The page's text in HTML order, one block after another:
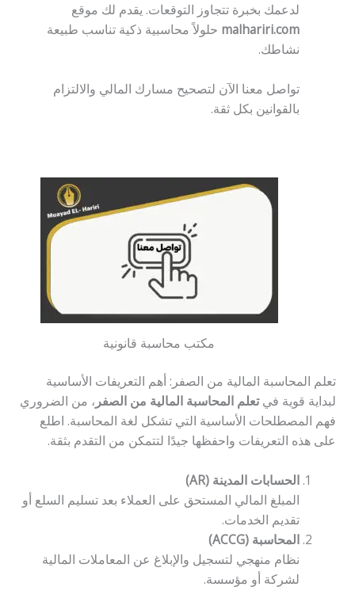
لدعمك بخبرة تتجاوز التوقعات. يقدم لك موقع
malhariri.com حلولاً محاسبية ذكية تناسب طبيعة
نشاطك.
تواصل معنا الآن لتصحيح مسارك المالي والالتزام
بالقوانين بكل ثقة.
مكتب محاسبة قانونية
تعلم المحاسبة المالية من الصفر: أهم التعريفات الأساسية
لبداية قوية فيتعلم المحاسبة المالية من الصفر ، من الضروري
فهم المصطلحات الأساسية التي تشكل لغة المحاسبة. اطلع
على هذه التعريفات واحفظها جيدًا لتتمكن من التقدم بثقة.
الحسابات المدينة (AR)
المبلغ المالي المستحق على العملاء بعد تسليم السلع أو
تقديم الخدمات.
المحاسبة (ACCG)
نظام منهجي لتسجيل والإبلاغ عن المعاملات المالية
لشركة أو مؤسسة.